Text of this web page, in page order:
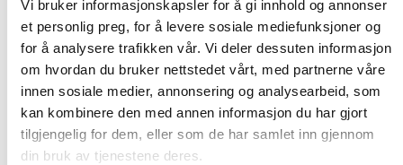
Vi bruker informasjonskapsler for å gi innhold og annonser
et personlig preg, for å levere sosiale mediefunksjoner og
for å analysere trafikken vår. Vi deler dessuten informasjon
om hvordan du bruker nettstedet vårt, med partnerne våre
innen sosiale medier, annonsering og analysearbeid, som
kan kombinere den med annen informasjon du har gjort
tilgjengelig for dem, eller som de har samlet inn gjennom
din bruk av tjenestene deres.